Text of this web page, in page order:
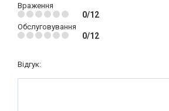
Враження
0/12
Обслуговування
0/12
Відгук: